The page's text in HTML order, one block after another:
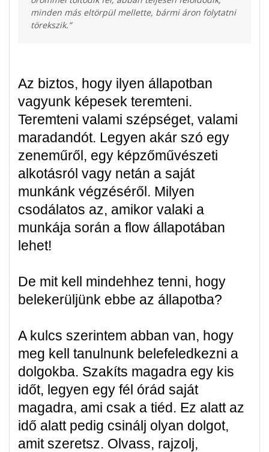
minden más eltörpül mellette, bármi áron folytatni
törekszik.”
Az biztos, hogy ilyen állapotban
vagyunk képesek teremteni.
Teremteni valami szépséget, valami
maradandót. Legyen akár szó egy
zeneműről, egy képzőművészeti
alkotásról vagy netán a saját
munkánk végzéséről. Milyen
csodálatos az, amikor valaki a
munkája során a flow állapotában
lehet!
De mit kell mindehhez tenni, hogy
belekerüljünk ebbe az állapotba?
A kulcs szerintem abban van, hogy
meg kell tanulnunk belefeledkezni a
dolgokba. Szakíts magadra egy kis
időt, legyen egy fél órád saját
magadra, ami csak a tiéd. Ez alatt az
idő alatt pedig csinálj olyan dolgot,
amit szeretsz. Olvass, rajzolj,